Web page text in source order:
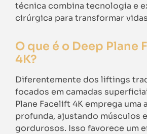
técnica combina tecnologia e
cirúrgica para transformar
O que é o Deep Plane
4K?
Diferentemente dos liftings
focados em camadas
Plane Facelift 4K emprega uma
profunda, ajustando músculos
gordurosos. Isso favorece um